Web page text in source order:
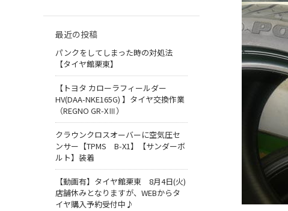
最近の投稿
パンクをしてしまった時の対処法
【タイヤ館栗東】
【トヨタ カローラフィールダー
HV(DAA-NKE165G) 】タイヤ交換作業
（REGNO GR-XⅢ）
クラウンクロスオーバーに空気圧セ
ンサー【TPMS B-X1】【サンダーボ
ルト】装着
【動画有】タイヤ館栗東 8月4日(火)
店舗休みとなりますが、WEBからタ
イヤ購入予約受付中♪